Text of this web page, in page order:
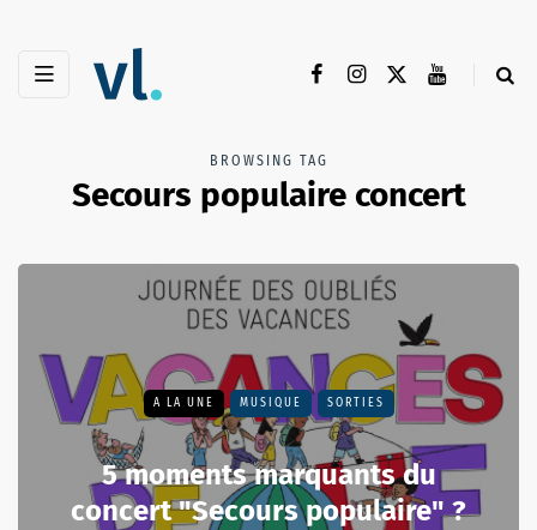
BROWSING TAG
Secours populaire concert
A LA UNE MUSIQUE SORTIES
5 moments marquants du
concert "Secours populaire" ?